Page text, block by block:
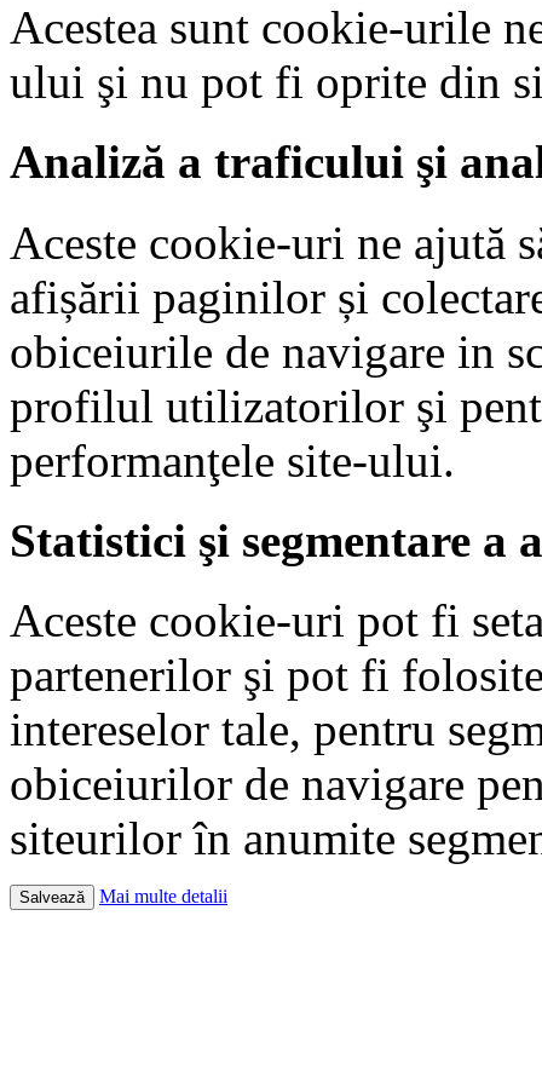
Acestea sunt cookie-urile
ului şi nu pot fi oprite din
Analiză a traficului şi
Aceste cookie-uri ne ajută
afișării paginilor și
obiceiurile de navigare in
profilul utilizatorilor şi
performanţele site-ului.
Statistici şi segmentare a
Aceste cookie-uri pot fi
partenerilor şi pot fi
intereselor tale, pentru
obiceiurilor de navigare
siteurilor în anumite
Salvează Mai multe detalii